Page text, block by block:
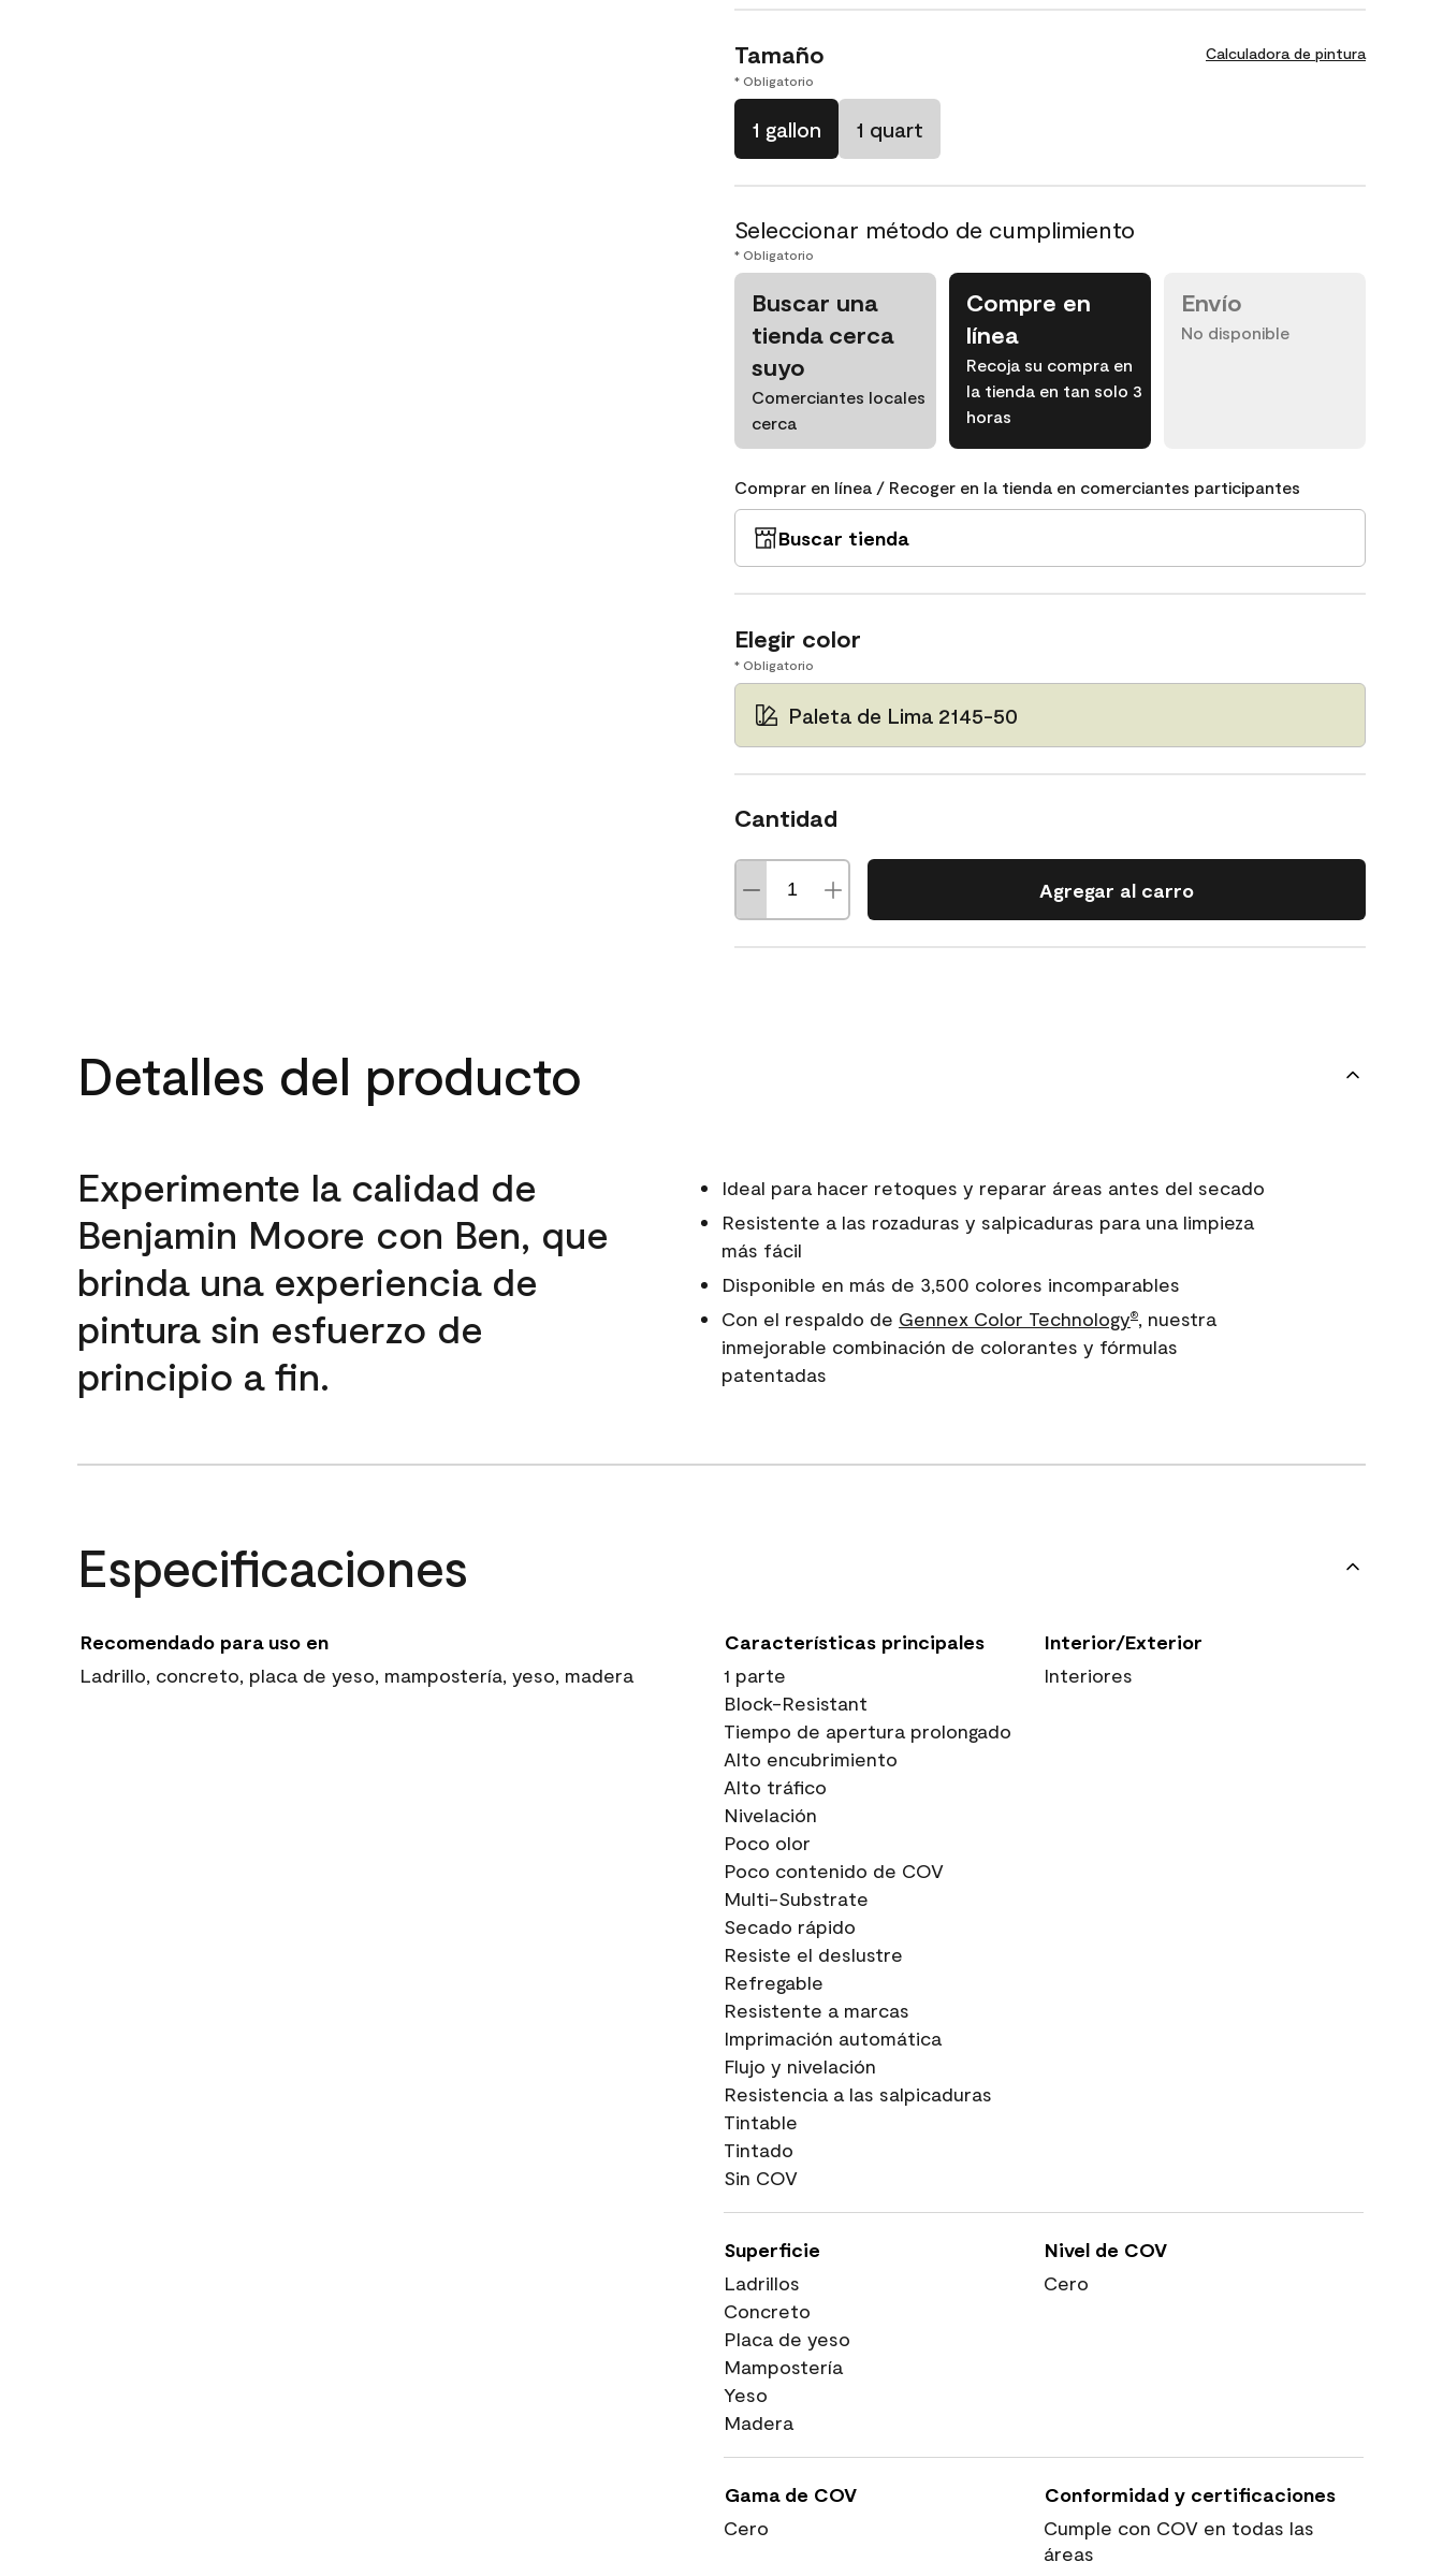
Tamaño Calculadora de pintura
* Obligatorio
1 gallon 1 quart
Seleccionar método de cumplimiento
* Obligatorio
Buscar una
tienda cerca
suyo
Comerciantes locales
cerca
Compre en
línea
Recoja su compra en
la tienda en tan solo 3
horas
Envío
No disponible
Comprar en línea / Recoger en la tienda en comerciantes participantes
Buscar tienda
Elegir color
* Obligatorio
Paleta de Lima 2145-50
Cantidad
Agregar al carro
Detalles del producto
Experimente la calidad de
Benjamin Moore con Ben, que
brinda una experiencia de
pintura sin esfuerzo de
principio a fin.
Ideal para hacer retoques y reparar áreas antes del secado
Resistente a las rozaduras y salpicaduras para una limpieza
más fácil
Disponible en más de 3,500 colores incomparables
Con el respaldo de Gennex Color Technology®, nuestra
inmejorable combinación de colorantes y fórmulas
patentadas
Especificaciones
Recomendado para uso en
Ladrillo, concreto, placa de yeso, mampostería, yeso, madera
Características principales
1 parte
Block-Resistant
Tiempo de apertura prolongado
Alto encubrimiento
Alto tráfico
Nivelación
Poco olor
Poco contenido de COV
Multi-Substrate
Secado rápido
Resiste el deslustre
Refregable
Resistente a marcas
Imprimación automática
Flujo y nivelación
Resistencia a las salpicaduras
Tintable
Tintado
Sin COV
Interior/Exterior
Interiores
Superficie
Ladrillos
Concreto
Placa de yeso
Mampostería
Yeso
Madera
Nivel de COV
Cero
Gama de COV
Cero
Conformidad y certificaciones
Cumple con COV en todas las
áreas